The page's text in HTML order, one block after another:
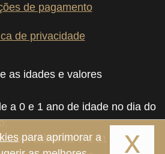
de pagamento
de privacidade
as idades e valores
a 0 e 1 ano de idade no dia do
faixa etária de 2 à 11 anos de
x
para aprimorar a